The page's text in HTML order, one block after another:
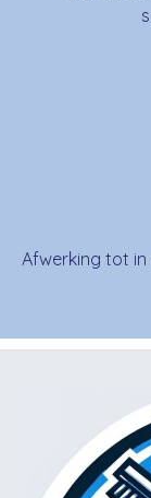
Afwerking tot